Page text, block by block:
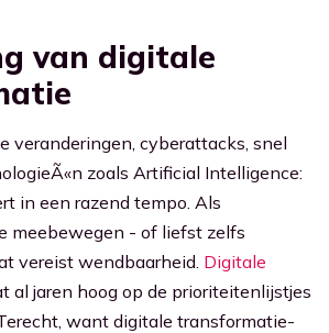
van digitale
veranderingen, cyberattacks, snel
zoals Artificial Intelligence:
in een razend tempo. Als
meebewegen - of liefst zelfs
vereist wendbaarheid. Digitale
al jaren hoog op de prioriteitenlijstjes
want digitale transformatie-